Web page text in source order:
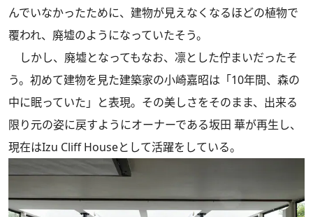
んでいなかったために、建物が見えなくなるほどの植物で
覆われ、廃墟のようになっていたそう。
しかし、廃墟となってもなお、凛とした佇まいだったそ
う。初めて建物を見た建築家の小崎嘉昭は「10年間、森の
中に眠っていた」と表現。その美しさをそのまま、出来る
限り元の姿に戻すようにオーナーである坂田 華が再生し、
現在はIzu Cliff Houseとして活躍をしている。